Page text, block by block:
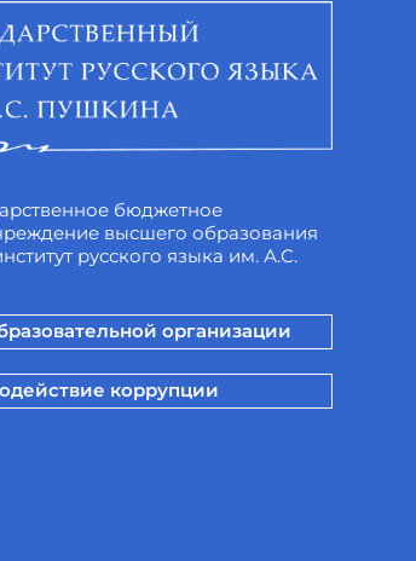
бюджетное
высшего образования
русского языка им. А.С.
организации
коррупции